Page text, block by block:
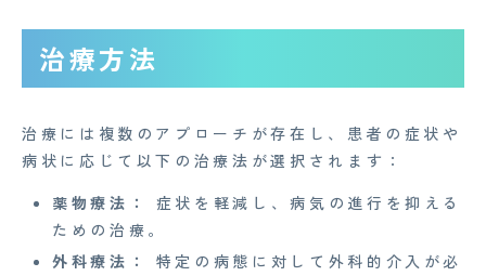
治療方法
治療には複数のアプローチが存在し、患者の症状や
病状に応じて以下の治療法が選択されます：
薬物療法：
症状を軽減し、病気の進行を抑える
ための治療。
外科療法：
特定の病態に対して外科的介入が必
情報セキュリティ基本方針
特定商取引法に基づく表記